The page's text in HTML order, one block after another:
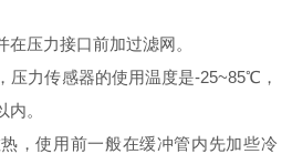
压力接口前加过滤网。
压力传感器的使用温度是-25~85℃，
。
，使用前一般在缓冲管内先加些冷